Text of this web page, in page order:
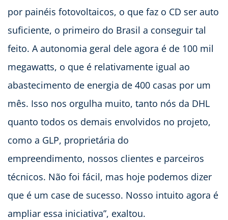
por painéis fotovoltaicos, o que faz o CD ser auto
suficiente, o primeiro do Brasil a conseguir tal
feito. A autonomia geral dele agora é de 100 mil
megawatts, o que é relativamente igual ao
abastecimento de energia de 400 casas por um
mês. Isso nos orgulha muito, tanto nós da DHL
quanto todos os demais envolvidos no projeto,
como a GLP, proprietária do
empreendimento, nossos clientes e parceiros
técnicos. Não foi fácil, mas hoje podemos dizer
que é um case de sucesso. Nosso intuito agora é
ampliar essa iniciativa”, exaltou.